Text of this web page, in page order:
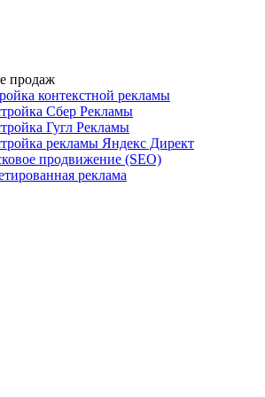
продаж
контекстной рекламы
Сбер Рекламы
Гугл Рекламы
рекламы Яндекс Директ
продвижение (SEO)
реклама